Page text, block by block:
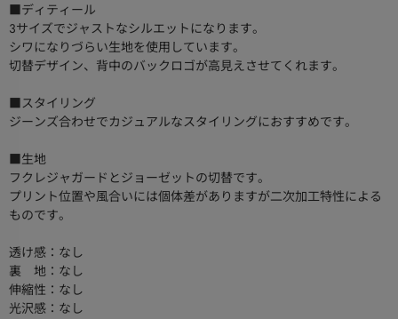
■ディティール
3サイズでジャストなシルエットになります。
シワになりづらい生地を使用しています。
切替デザイン、背中のバックロゴが高見えさせてくれます。
■スタイリング
ジーンズ合わせでカジュアルなスタイリングにおすすめです。
■生地
フクレジャガードとジョーゼットの切替です。
プリント位置や風合いには個体差がありますが二次加工特性による
ものです。
透け感：なし
裏 地：なし
伸縮性：なし
光沢感：なし